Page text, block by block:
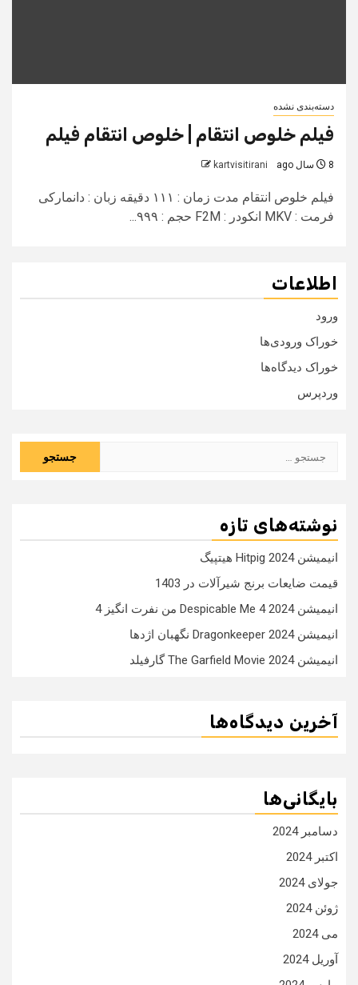
دسته‌بندی نشده
فیلم خلوص انتقام | خلوص انتقام فیلم
8 سال ago kartvisitirani
فیلم خلوص انتقام مدت زمان : ۱۱۱ دقیقه زبان : دانمارکی
فرمت : MKV انکودر : F2M حجم : ۹۹۹...
اطلاعات
ورود
خوراک ورودی‌ها
خوراک دیدگاه‌ها
وردپرس
نوشته‌های تازه
انیمیشن Hitpig 2024 هیتپیگ
قیمت ضایعات برنج شیرآلات در 1403
انیمیشن Despicable Me 4 2024 من نفرت انگیز 4
انیمیشن Dragonkeeper 2024 نگهبان اژدها
انیمیشن The Garfield Movie 2024 گارفیلد
آخرین دیدگاه‌ها
بایگانی‌ها
دسامبر 2024
اکتبر 2024
جولای 2024
ژوئن 2024
می 2024
آوریل 2024